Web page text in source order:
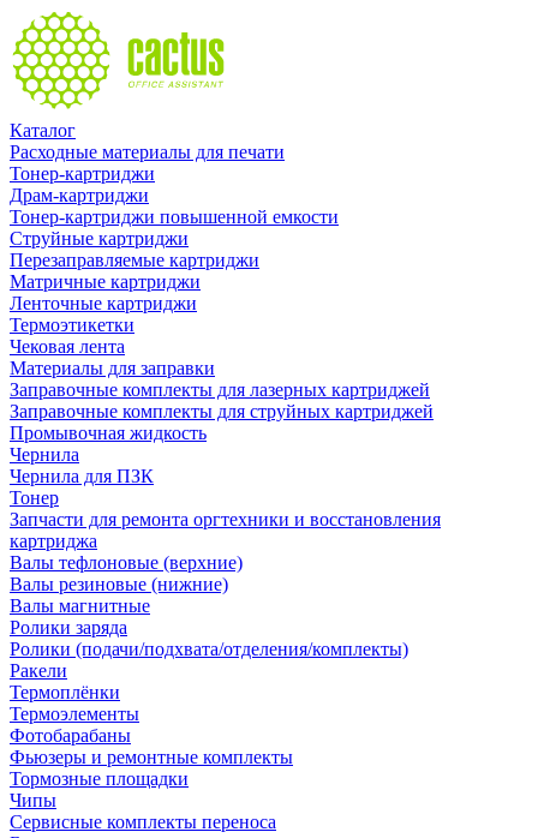
Каталог
Расходные материалы для печати
Тонер-картриджи
Драм-картриджи
Тонер-картриджи повышенной емкости
Струйные картриджи
Перезаправляемые картриджи
Матричные картриджи
Ленточные картриджи
Термоэтикетки
Чековая лента
Материалы для заправки
Заправочные комплекты для лазерных картриджей
Заправочные комплекты для струйных картриджей
Промывочная жидкость
Чернила
Чернила для ПЗК
Тонер
Запчасти для ремонта оргтехники и восстановления
картриджа
Валы тефлоновые (верхние)
Валы резиновые (нижние)
Валы магнитные
Ролики заряда
Ролики (подачи/подхвата/отделения/комплекты)
Ракели
Термоплёнки
Термоэлементы
Фотобарабаны
Фьюзеры и ремонтные комплекты
Тормозные площадки
Чипы
Сервисные комплекты переноса